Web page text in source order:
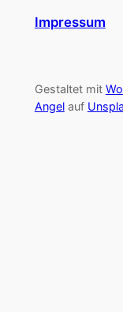
Impressum
Gestaltet mit
Angelauf